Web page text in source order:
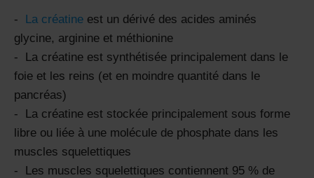
La créatine est un dérivé des acides aminés
glycine, arginine et méthionine
La créatine est synthétisée principalement dans le
foie et les reins (et en moindre quantité dans le
pancréas)
La créatine est stockée principalement sous forme
libre ou liée à une molécule de phosphate dans les
muscles squelettiques
Les muscles squelettiques contiennent 95 % de